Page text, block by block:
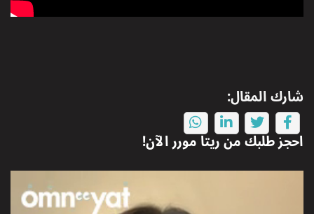
شارك المقال:
احجز طلبك منريتا موررالآن!